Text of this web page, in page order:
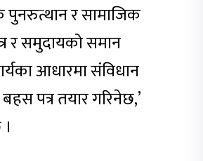
पुनरुत्थान र सामाजिक
र समुदायको समान
आधारमा संविधान
पत्र तयार गरिनेछ,’